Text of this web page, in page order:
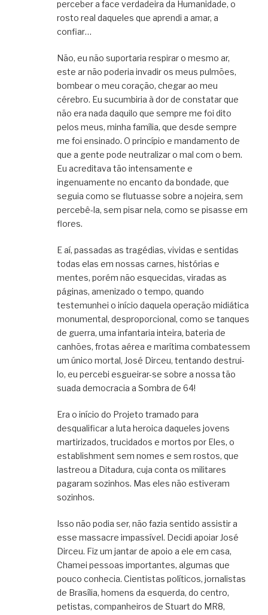
perceber a face verdadeira da Humanidade, o
rosto real daqueles que aprendi a amar, a
confiar…
Não, eu não suportaria respirar o mesmo ar,
este ar não poderia invadir os meus pulmões,
bombear o meu coração, chegar ao meu
cérebro. Eu sucumbiria à dor de constatar que
não era nada daquilo que sempre me foi dito
pelos meus, minha família, que desde sempre
me foi ensinado. O princípio e mandamento de
que a gente pode neutralizar o mal com o bem.
Eu acreditava tão intensamente e
ingenuamente no encanto da bondade, que
seguia como se flutuasse sobre a nojeira, sem
percebê-la, sem pisar nela, como se pisasse em
flores.
E aí, passadas as tragédias, vividas e sentidas
todas elas em nossas carnes, histórias e
mentes, porém não esquecidas, viradas as
páginas, amenizado o tempo, quando
testemunhei o início daquela operação midiática
monumental, desproporcional, como se tanques
de guerra, uma infantaria inteira, bateria de
canhões, frotas aérea e marítima combatessem
um único mortal, José Dirceu, tentando destrui-
lo, eu percebi esgueirar-se sobre a nossa tão
suada democracia a Sombra de 64!
Era o início do Projeto tramado para
desqualificar a luta heroica daqueles jovens
martirizados, trucidados e mortos por Eles, o
establishment sem nomes e sem rostos, que
lastreou a Ditadura, cuja conta os militares
pagaram sozinhos. Mas eles não estiveram
sozinhos.
Isso não podia ser, não fazia sentido assistir a
esse massacre impassível. Decidi apoiar José
Dirceu. Fiz um jantar de apoio a ele em casa,
Chamei pessoas importantes, algumas que
pouco conhecia. Cientistas políticos, jornalistas
de Brasília, homens da esquerda, do centro,
petistas, companheiros de Stuart do MR8,